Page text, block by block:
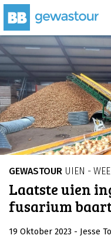
GEWASTOUR UIEN -
Laatste uien
fusarium
19 Oktober 2023 - Jesse